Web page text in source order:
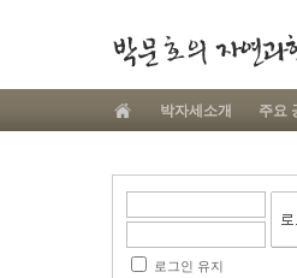
박자세소개 주요
로그인 유지